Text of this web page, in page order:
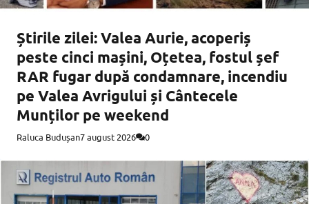
Știrile zilei: Valea Aurie, acoperiș
peste cinci mașini, Oțetea, fostul șef
RAR fugar după condamnare, incendiu
pe Valea Avrigului și Cântecele
Munților pe weekend
Raluca Budușan7 august 2026 0